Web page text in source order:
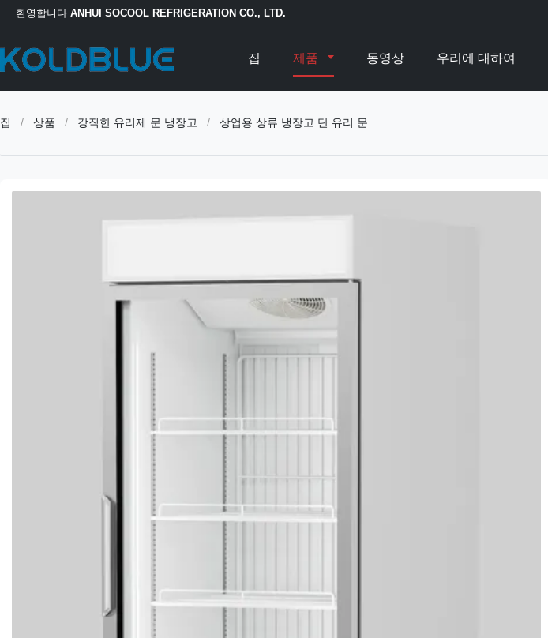
환영합니다 ANHUI SOCOOL REFRIGERATION CO., LTD.
집 제품 동영상 우리에 대하여
집 / 상품 / 강직한 유리제 문 냉장고 / 상업용 상류 냉장고 단 유리 문